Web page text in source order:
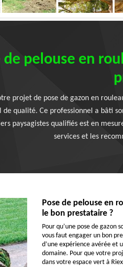
de pelouse en
projet de pose de gazon en
de qualité. Ce professionnel a bâti
paysagistes qualifiés est en
services et les
Pose de pelouse en
le bon prestataire ?
Pour qu’une pose de gazon
vous faut engager un bon
d’une expérience avérée et
domaine. Pour que votre
dans votre espace vert à